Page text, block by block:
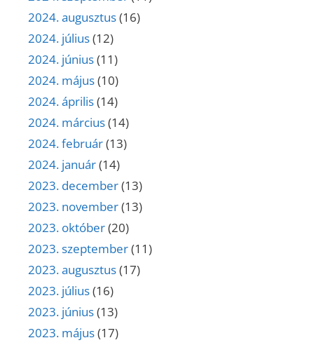
2024. augusztus(16)
2024. július(12)
2024. június(11)
2024. május(10)
2024. április(14)
2024. március(14)
2024. február(13)
2024. január(14)
2023. december(13)
2023. november(13)
2023. október(20)
2023. szeptember(11)
2023. augusztus(17)
2023. július(16)
2023. június(13)
2023. május(17)